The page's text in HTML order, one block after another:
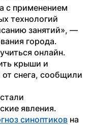
с применением
технологий
занятий», —
города.
онлайн.
крыши и
снега, сообщили
явления.
синоптиков на